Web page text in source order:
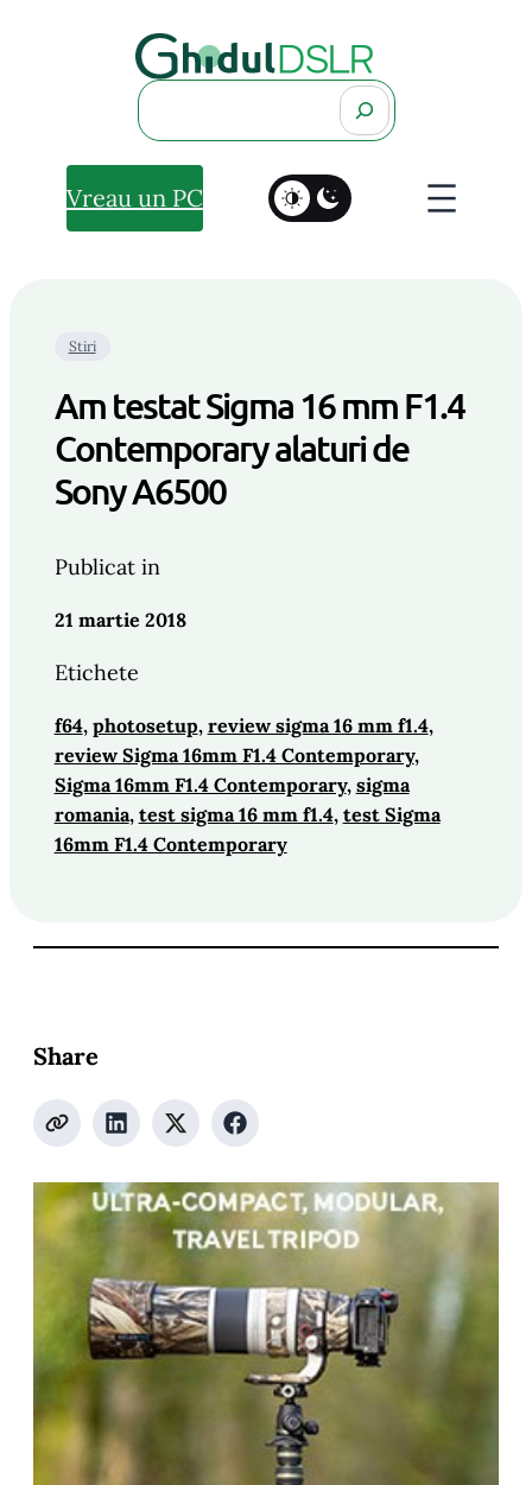
Search
Vreau un PC
Stiri
Am testat Sigma 16 mm F1.4
Contemporary alaturi de
Sony A6500
Publicat in
21 martie 2018
Etichete
f64, photosetup, review sigma 16 mm f1.4 ,
review Sigma 16mm F1.4 Contemporary ,
Sigma 16mm F1.4 Contemporary, sigma
romania, test sigma 16 mm f1.4, test Sigma
16mm F1.4 Contemporary
Share